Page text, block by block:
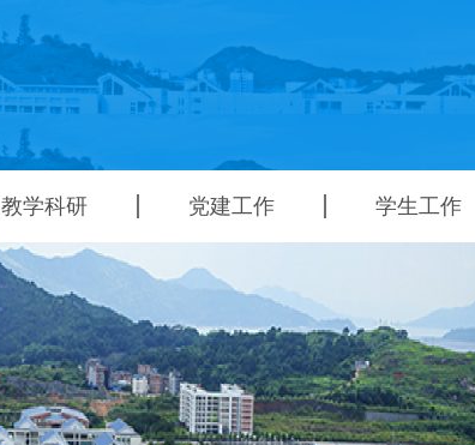
教学科研 党建工作 学生工作